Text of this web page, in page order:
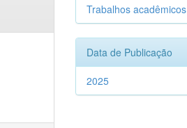
Trabalhos acadêmicos
Data de Publicação
2025